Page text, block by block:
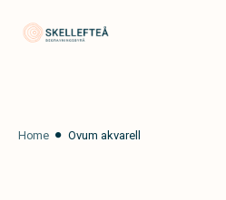
Home Ovum akvarell